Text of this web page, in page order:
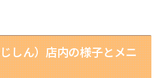
しん）店内の様子とメニ